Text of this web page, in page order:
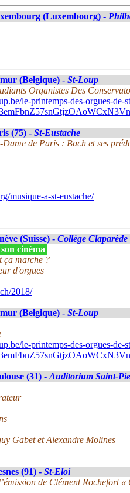
(Luxembourg) -
(Belgique) - St-Loup
Organistes Des
le-printemps-des-orgues-de-
(75) - St-Eustache
de Paris : Bach et ses
musique-a-st-eustache/
(Suisse) - Collège Claparède
cinéma
ça marche ?
d'orgues
2018/
(Belgique) - St-Loup
le-printemps-des-orgues-de-
(31) - Auditorium Saint-
Gabet et Alexandre Molines
(91) - St-Eloi
de Clément Rochefort